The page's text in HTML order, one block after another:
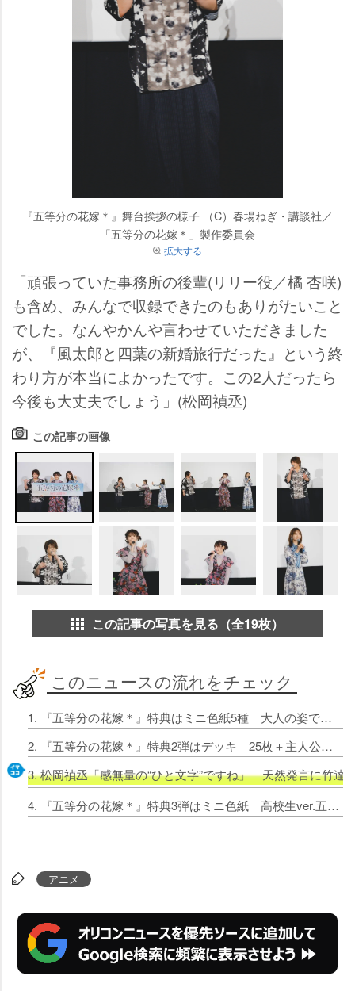
『五等分の花嫁＊』舞台挨拶の様子 （C）春場ねぎ・講談社／
「五等分の花嫁＊」製作委員会
拡大する
「頑張っていた事務所の後輩(リリー役／橘 杏咲)
も含め、みんなで収録できたのもありがたいこと
でした。なんやかんや言わせていただきました
が、『風太郎と四葉の新婚旅行だった』という終
わり方が本当によかったです。この2人だったら
今後も大丈夫でしょう」(松岡禎丞)
この記事の画像
この記事の写真を見る（全19枚）
このニュースの流れをチェック
1. 『五等分の花嫁＊』特典はミニ色紙5種 大人の姿でチェキ風ステッカーと同時配布
2. 『五等分の花嫁＊』特典2弾はデッキ 25枚＋主人公カード5枚＋プレイマット配布へ
3. 松岡禎丞「感無量の“ひと文字”ですね」 天然発言に竹達
4. 『五等分の花嫁＊』特典3弾はミニ色紙 高校生ver.五つ子の描き下ろしイラスト使用
アニメ